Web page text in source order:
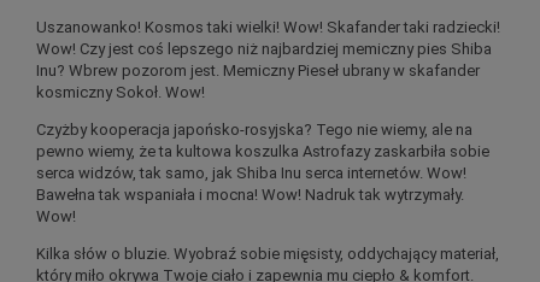
Uszanowanko! Kosmos taki wielki! Wow! Skafander taki radziecki!
Wow! Czy jest coś lepszego niż najbardziej memiczny pies Shiba
Inu? Wbrew pozorom jest. Memiczny Pieseł ubrany w skafander
kosmiczny Sokoł. Wow!
Czyżby kooperacja japońsko-rosyjska? Tego nie wiemy, ale na
pewno wiemy, że ta kultowa koszulka Astrofazy zaskarbiła sobie
serca widzów, tak samo, jak Shiba Inu serca internetów. Wow!
Bawełna tak wspaniała i mocna! Wow! Nadruk tak wytrzymały.
Wow!
Kilka słów o bluzie. Wyobraź sobie mięsisty, oddychający materiał,
który miło okrywa Twoje ciało i zapewnia mu ciepło & komfort.